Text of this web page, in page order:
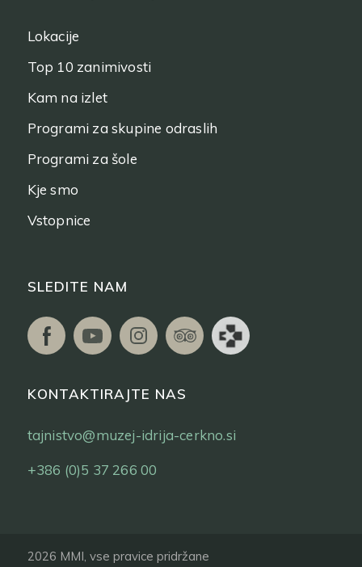
Lokacije
Top 10 zanimivosti
Kam na izlet
Programi za skupine odraslih
Programi za šole
Kje smo
Vstopnice
SLEDITE NAM
KONTAKTIRAJTE NAS
tajnistvo@muzej-idrija-cerkno.si
+386 (0)5 37 266 00
2026 MMI, vse pravice pridržane